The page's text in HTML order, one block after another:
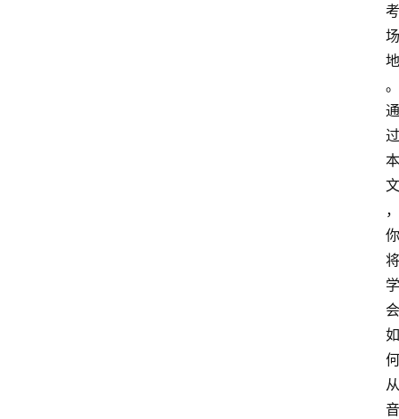
考
场
地
。
通
过
本
文
，
你
将
学
会
如
何
从
音